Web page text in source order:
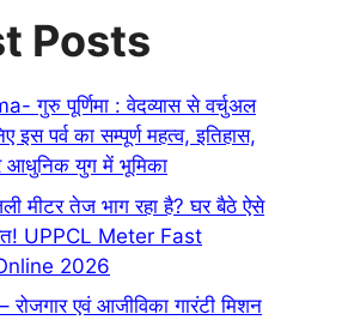
Posts
गुरु पूर्णिमा : वेदव्यास से वर्चुअल
इस पर्व का सम्पूर्ण महत्व, इतिहास,
आधुनिक युग में भूमिका
मीटर तेज भाग रहा है? घर बैठे ऐसे
UPPCL Meter Fast
2026
रोजगार एवं आजीविका गारंटी मिशन